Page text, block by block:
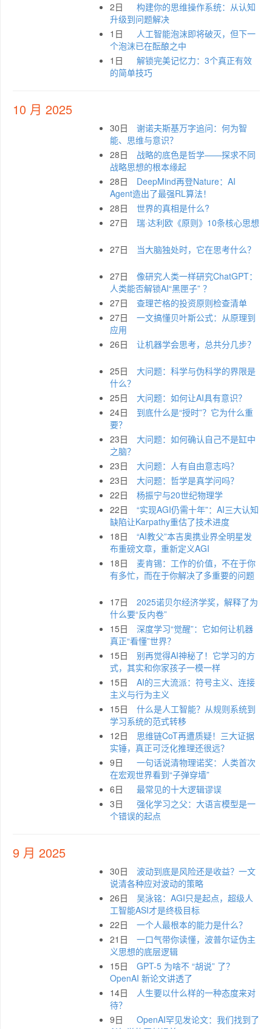
2日
构建你的思维操作系统：从认知
升级到问题解决
1日
人工智能泡沫即将破灭，但下一
个泡沫已在酝酿之中
1日
解锁完美记忆力：3个真正有效
的简单技巧
10 月 2025
30日
谢诺夫斯基万字追问：何为智
能、思维与意识？
28日
战略的底色是哲学——探求不同
战略思想的根本缘起
28日
DeepMind再登Nature：AI
Agent造出了最强RL算法！
28日
世界的真相是什么?
27日
瑞·达利欧《原则》10条核心思想
27日 当大脑独处时，它在思考什么？
27日
像研究人类一样研究ChatGPT：
人类能否解锁AI“黑匣子” ？
27日
查理芒格的投资原则检查清单
27日
一文搞懂贝叶斯公式：从原理到
应用
26日
让机器学会思考，总共分几步？
25日
大问题：科学与伪科学的界限是
什么？
25日
大问题：如何让AI具有意识？
24日
到底什么是“授时”？它为什么重
要？
23日
大问题：如何确认自己不是缸中
之脑？
23日
大问题：人有自由意志吗？
23日
大问题：哲学是真学问吗？
22日
杨振宁与20世纪物理学
22日
“实现AGI仍需十年”：AI三大认知
缺陷让Karpathy重估了技术进度
18日
“AI教父”本吉奥携业界全明星发
布重磅文章，重新定义AGI
18日
麦肯锡：工作的价值，不在于你
有多忙，而在于你解决了多重要的问题
17日
2025诺贝尔经济学奖，解释了为
什么要“反内卷”
15日
深度学习“觉醒”：它如何让机器
真正“看懂”世界？
15日
别再觉得AI神秘了！它学习的方
式，其实和你家孩子一模一样
15日
AI的三大流派：符号主义、连接
主义与行为主义
15日
什么是人工智能？从规则系统到
学习系统的范式转移
12日
思维链CoT再遭质疑！三大证据
实锤，真正可泛化推理还很远？
9日
一句话说清物理诺奖：人类首次
在宏观世界看到“子弹穿墙”
6日
最常见的十大逻辑谬误
3日
强化学习之父：大语言模型是一
个错误的起点
9 月 2025
30日
波动到底是风险还是收益？一文
说清各种应对波动的策略
26日
吴泳铭：AGI只是起点，超级人
工智能ASI才是终极目标
22日
一个人最根本的能力是什么？
21日
一口气带你读懂，波普尔证伪主
义思想的底层逻辑
15日
GPT-5 为啥不 “胡说” 了？
OpenAI 新论文讲透了
14日
人生要以什么样的一种态度来对
待？
9日
OpenAI罕见发论文：我们找到了